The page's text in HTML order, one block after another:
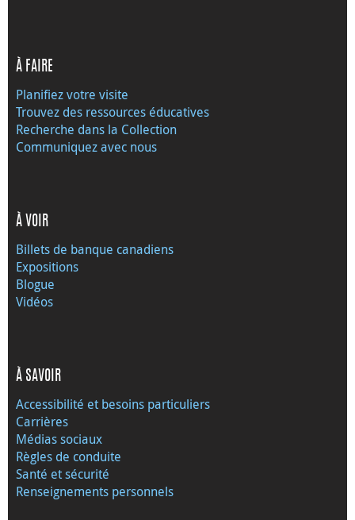
À FAIRE
Planifiez votre visite
Trouvez des ressources éducatives
Recherche dans la Collection
Communiquez avec nous
À VOIR
Billets de banque canadiens
Expositions
Blogue
Vidéos
À SAVOIR
Accessibilité et besoins particuliers
Carrières
Médias sociaux
Règles de conduite
Santé et sécurité
Renseignements personnels